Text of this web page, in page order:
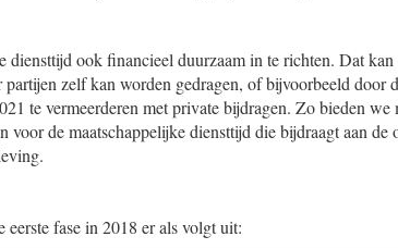
diensttijd ook financieel duurzaam in te richten. Dat
zelf kan worden gedragen, of bijvoorbeeld door
te vermeerderen met private bijdragen. Zo bieden we
voor de maatschappelijke diensttijd die bijdraagt aan
fase in 2018 er als volgt uit: